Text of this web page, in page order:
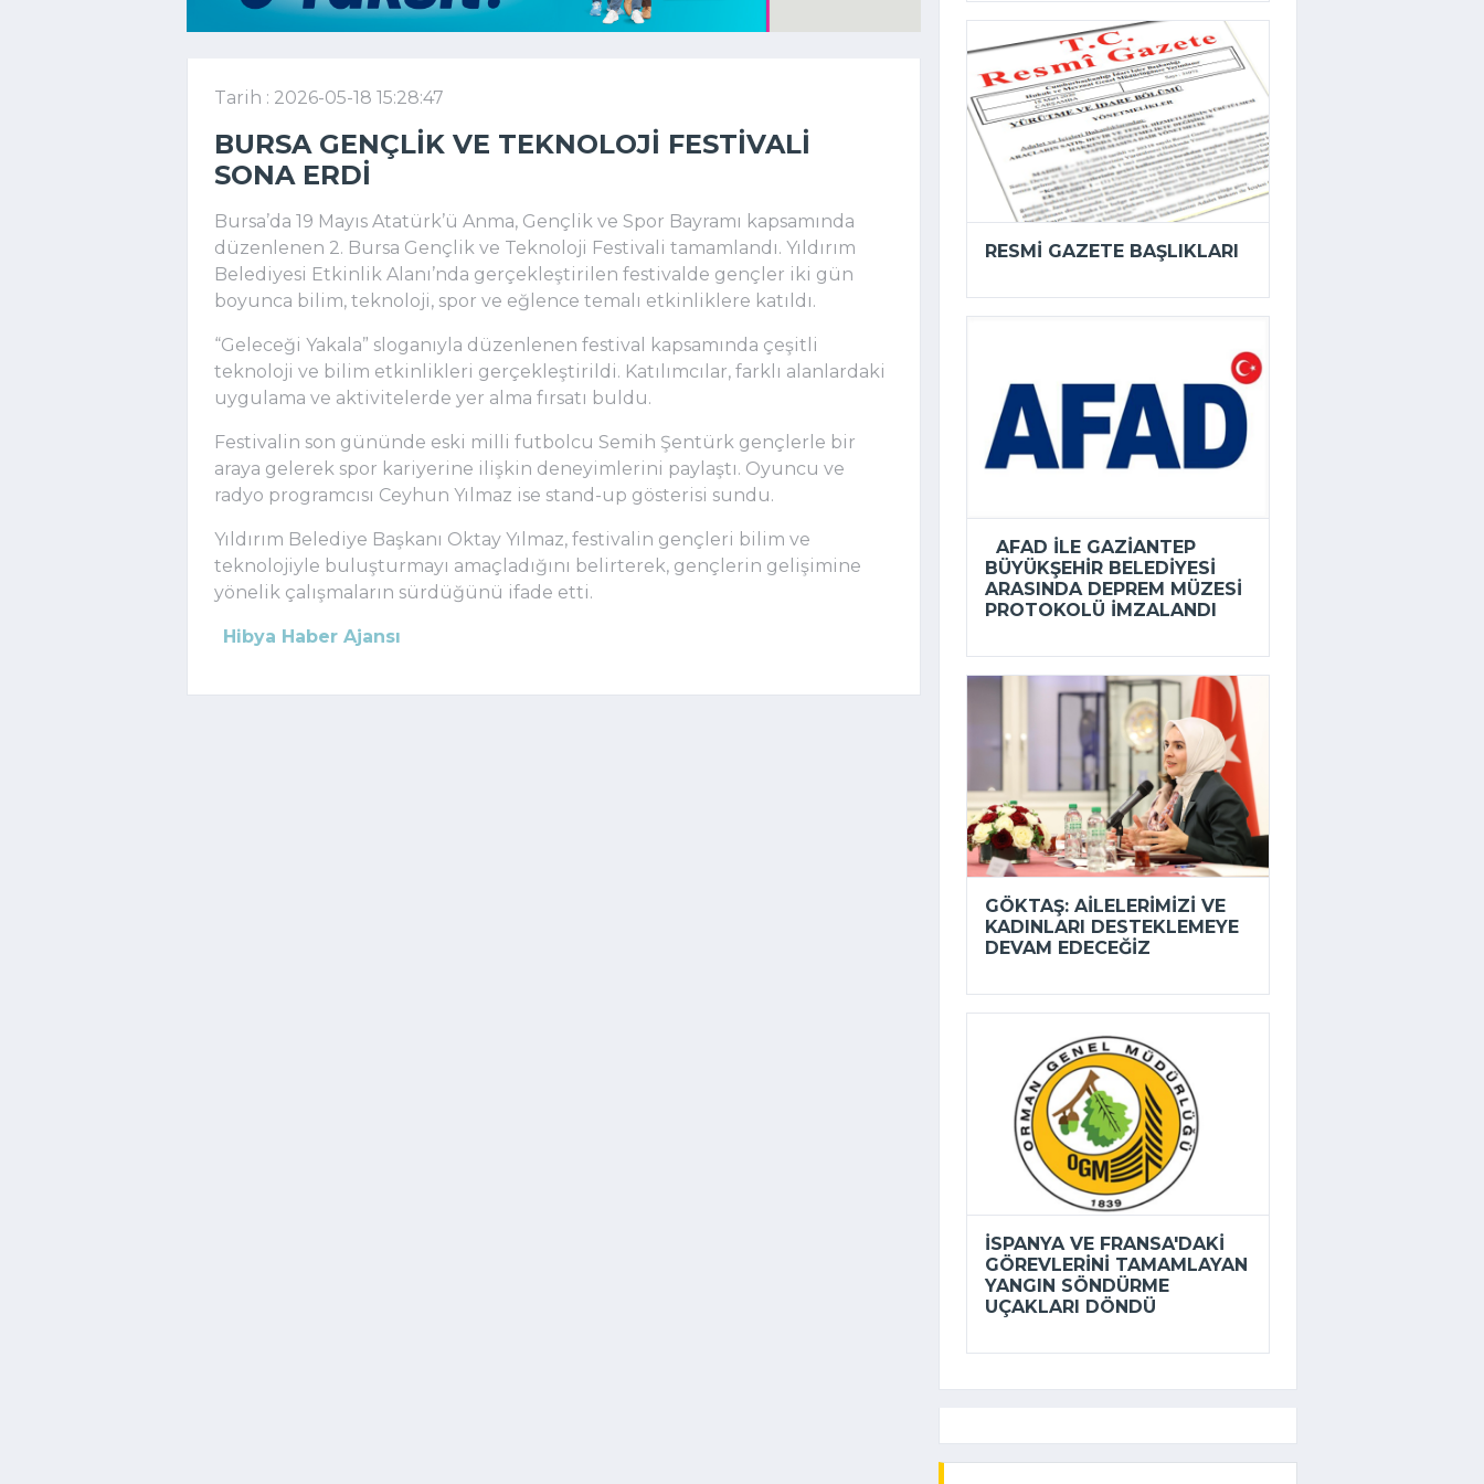
Tarih : 2026-05-18 15:28:47
BURSA GENÇLIK VE TEKNOLOJI FESTIVALI
SONA ERDI
Bursa’da 19 Mayıs Atatürk’ü Anma, Gençlik ve Spor Bayramı kapsamında
düzenlenen 2. Bursa Gençlik ve Teknoloji Festivali tamamlandı. Yıldırım
Belediyesi Etkinlik Alanı’nda gerçekleştirilen festivalde gençler iki gün
boyunca bilim, teknoloji, spor ve eğlence temalı etkinliklere katıldı.
“Geleceği Yakala” sloganıyla düzenlenen festival kapsamında çeşitli
teknoloji ve bilim etkinlikleri gerçekleştirildi. Katılımcılar, farklı alanlardaki
uygulama ve aktivitelerde yer alma fırsatı buldu.
Festivalin son gününde eski milli futbolcu Semih Şentürkgençlerle bir
araya gelerek spor kariyerine ilişkin deneyimlerini paylaştı. Oyuncu ve
radyo programcısı Ceyhun Yılmaz ise stand-up gösterisi sundu.
Yıldırım Belediye Başkanı Oktay Yılmaz, festivalin gençleri bilim ve
teknolojiyle buluşturmayı amaçladığını belirterek, gençlerin gelişimine
yönelik çalışmaların sürdüğünü ifade etti.
Hibya Haber Ajansı
RESMI GAZETE BAŞLIKLARI
AFAD ILE GAZIANTEP
BÜYÜKŞEHIR BELEDIYESI
ARASINDA DEPREM MÜZESI
PROTOKOLÜ IMZALANDI
GÖKTAŞ: AILELERIMIZI VE
KADINLARI DESTEKLEMEYE
DEVAM EDECEĞIZ
İSPANYA VE FRANSA'DAKI
GÖREVLERINI TAMAMLAYAN
YANGIN SÖNDÜRME
UÇAKLARI DÖNDÜ